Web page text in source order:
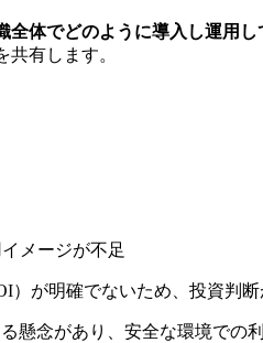
全体でどのように導入し運用し
有します。
メージが不足
が明確でないため、投資判
懸念があり、安全な環境での